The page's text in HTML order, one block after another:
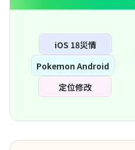
iOS 18災情
Pokemon Android
定位修改